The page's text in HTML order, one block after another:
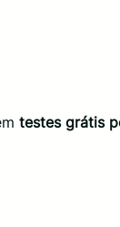
testes grátis